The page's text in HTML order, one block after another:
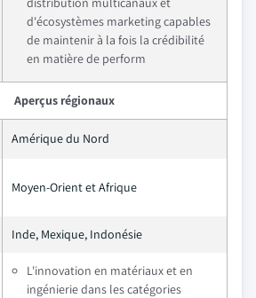
d'écosystèmes marketing capables
de maintenir à la fois la crédibilité
en matière de perform
Aperçus régionaux
Amérique du Nord
Moyen-Orient et Afrique
Inde, Mexique, Indonésie
L'innovation en matériaux et en
ingénierie dans les catégories